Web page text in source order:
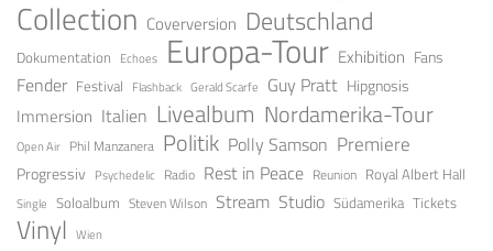
Collection Coverversion Deutschland
Dokumentation Echoes Europa-Tour Exhibition Fans
Fender Festival Flashback Gerald Scarfe Guy Pratt Hipgnosis
Immersion Italien Livealbum Nordamerika-Tour
Open Air Phil Manzanera Politik Polly Samson Premiere
Progressiv Psychedelic Radio Rest in Peace Reunion Royal Albert Hall
Single Soloalbum Steven Wilson Stream Studio Südamerika Tickets
Vinyl Wien